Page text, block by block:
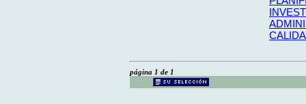
página 1 de 1